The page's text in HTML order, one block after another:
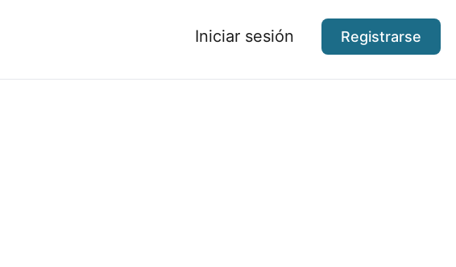
Iniciar sesión Registrarse